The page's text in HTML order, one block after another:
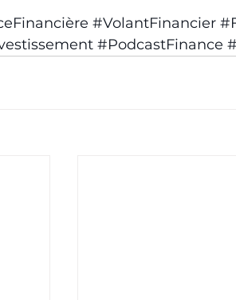
#VolantFinancier
#PodcastFinance